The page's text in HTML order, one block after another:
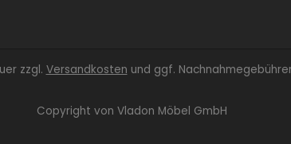
zzgl. Versandkosten und ggf.
Copyright von Vladon Möbel GmbH